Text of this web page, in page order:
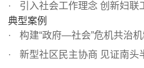
引入社会工作理念 创新妇联
典型案例
构建“政府—社会”危机共治
新型社区民主协商 见证南头半